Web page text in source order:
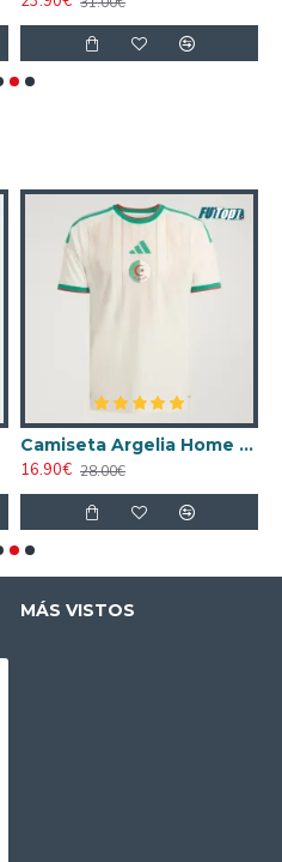
Camiseta Argelia Home 2026
16.90€ 28.00€
MÁS VISTOS